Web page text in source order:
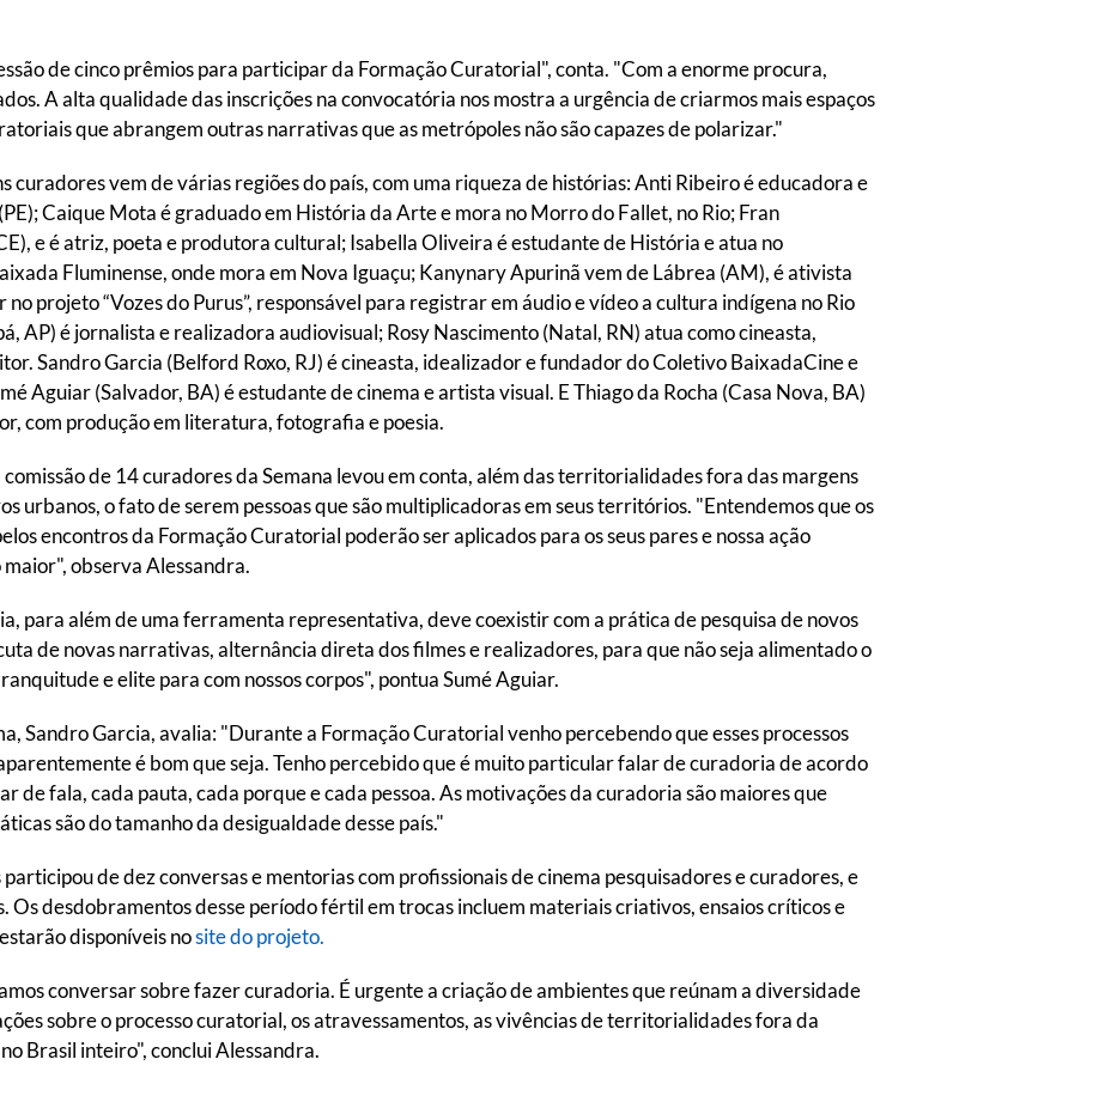
de cinco prêmios para participar da Formação Curatorial", conta. "Com a enorme procura,
A alta qualidade das inscrições na convocatória nos mostra a urgência de criarmos mais espaços
que abrangem outras narrativas que as metrópoles não são capazes de polarizar."
curadores vem de várias regiões do país, com uma riqueza de histórias: Anti Ribeiro é educadora e
Caique Mota é graduado em História da Arte e mora no Morro do Fallet, no Rio; Fran
e é atriz, poeta e produtora cultural; Isabella Oliveira é estudante de História e atua no
Fluminense, onde mora em Nova Iguaçu; Kanynary Apurinã vem de Lábrea (AM), é ativista
projeto “Vozes do Purus”, responsável para registrar em áudio e vídeo a cultura indígena no Rio
AP) é jornalista e realizadora audiovisual; Rosy Nascimento (Natal, RN) atua como cineasta,
Sandro Garcia (Belford Roxo, RJ) é cineasta, idealizador e fundador do Coletivo BaixadaCine e
Aguiar (Salvador, BA) é estudante de cinema e artista visual. E Thiago da Rocha (Casa Nova, BA)
com produção em literatura, fotografia e poesia.
comissão de 14 curadores da Semana levou em conta, além das territorialidades fora das margens
urbanos, o fato de serem pessoas que são multiplicadoras em seus territórios. "Entendemos que os
encontros da Formação Curatorial poderão ser aplicados para os seus pares e nossa ação
observa Alessandra.
para além de uma ferramenta representativa, deve coexistir com a prática de pesquisa de novos
de novas narrativas, alternância direta dos filmes e realizadores, para que não seja alimentado o
e elite para com nossos corpos", pontua Sumé Aguiar.
Sandro Garcia, avalia: "Durante a Formação Curatorial venho percebendo que esses processos
é bom que seja. Tenho percebido que é muito particular falar de curadoria de acordo
de fala, cada pauta, cada porque e cada pessoa. As motivações da curadoria são maiores que
são do tamanho da desigualdade desse país."
de dez conversas e mentorias com profissionais de cinema pesquisadores e curadores, e
Os desdobramentos desse período fértil em trocas incluem materiais criativos, ensaios críticos e
disponíveis nosite do projeto.
conversar sobre fazer curadoria. É urgente a criação de ambientes que reúnam a diversidade
sobre o processo curatorial, os atravessamentos, as vivências de territorialidades fora da
Brasil inteiro", conclui Alessandra.